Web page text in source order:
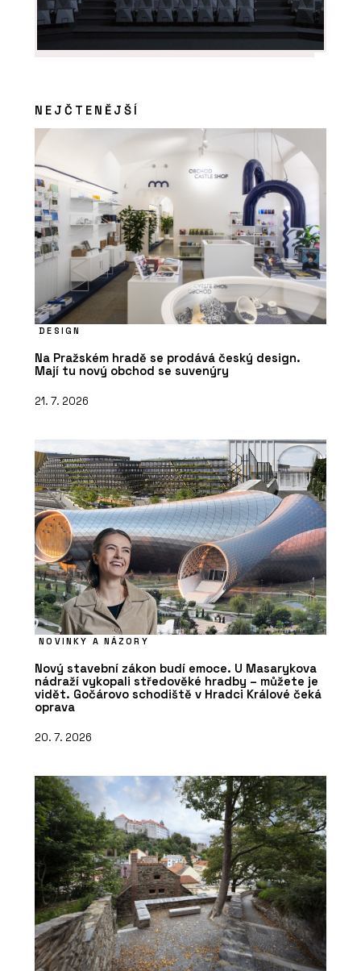
NEJČTENĚJŠÍ
DESIGN
Na Pražském hradě se prodává český design.
Mají tu nový obchod se suvenýry
21. 7. 2026
NOVINKY A NÁZORY
Nový stavební zákon budí emoce. U Masarykova
nádraží vykopali středověké hradby – můžete je
vidět. Gočárovo schodiště v Hradci Králové čeká
oprava
20. 7. 2026